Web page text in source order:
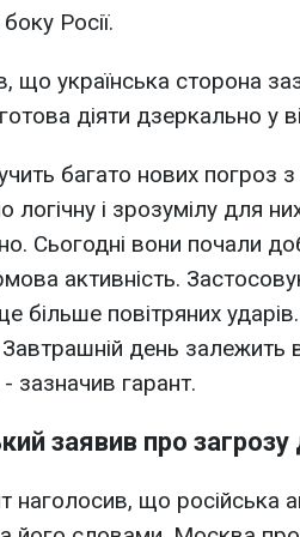
Росії.
що українська сторона
діяти дзеркально у
багато нових погроз
логічну і зрозумілу для
Сьогодні вони почали
активність.
більше повітряних
Завтрашній день
- зазначив гарант.
заявив про
наголосив, що російська